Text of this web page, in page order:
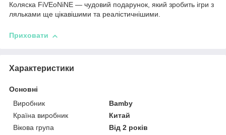
Коляска FiVEoNiNE — чудовий подарунок, який зробить ігри з
ляльками ще цікавішими та реалістичнішими.
Приховати
Характеристики
Основні
Виробник
Bamby
Країна виробник
Китай
Вікова група
Від 2 років